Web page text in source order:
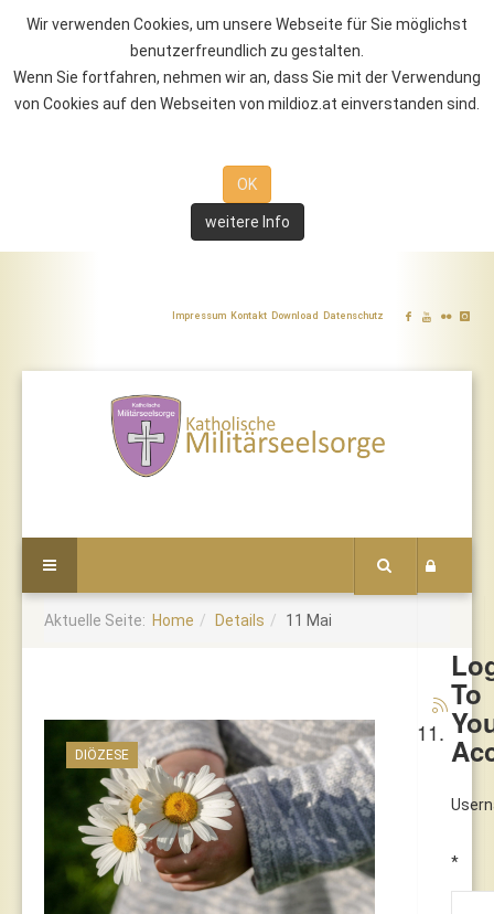
Wir verwenden Cookies, um unsere Webseite für Sie möglichst
benutzerfreundlich zu gestalten.
Wenn Sie fortfahren, nehmen wir an, dass Sie mit der Verwendung
von Cookies auf den Webseiten von mildioz.at einverstanden sind.
OK
weitere Info
Impressum Kontakt Download Datenschutz
To
*
Aktuelle Seite: Home Details 11 Mai
DIÖZESE
11.